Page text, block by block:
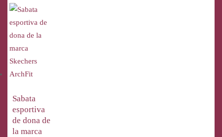
Sabata
esportiva
de dona de
la marca